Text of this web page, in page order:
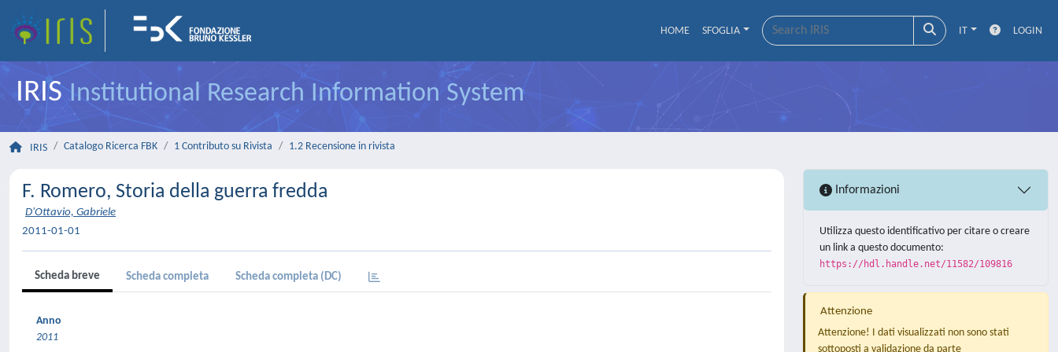
HOME SFOGLIA IT LOGIN
IRISInstitutional Research Information System
IRIS Catalogo Ricerca FBK 1 Contributo su Rivista 1.2 Recensione in rivista
F. Romero, Storia della guerra fredda
D'Ottavio, Gabriele
2011-01-01
Scheda breve Scheda completa Scheda completa (DC)
Anno
2011
Informazioni
Utilizza questo identificativo per citare o creare
un link a questo documento:
https://hdl.handle.net/11582/109816
Attenzione
Attenzione! I dati visualizzati non sono stati
sottoposti a validazione da parte